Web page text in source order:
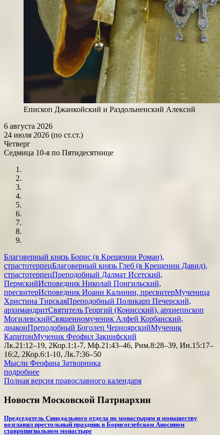
Епископ Джанкойский и Раздольненский Алексий
6 августа 2026
24 июля 2026 (по ст.ст.)
Четверг
Седмица 10-я по Пятидесятнице
Благоверный князь Борис (в Крещении Роман),
страстотерпецБлаговерный князь Глеб (в Крещении Давид),
страстотерпецПреподобный Далмат Исетский,
ПермскийИсповедник Николай Понгильский,
пресвитерИсповедник Иоанн Калинин, пресвитерМученица
Христина ТирскаяПреподобный Поликарп Печерский,
архимандритСвятитель Георгий (Конисский), архиепископ
МогилевскийСвященномученик Алфей Корбанский,
диаконПреподобный Боголеп ЧерноярскийМученик
КапитонМученик Феофил Закинфский
Лк.21:12–19, 2Кор.1:1-7, Мф.21:43–46, Рим.8:28–39, Ин.15:17–
16:2, 2Кор.6:1-10, Лк.7:36–50
Мысли Феофана Затворника
подробнее
Полная версия православного календаря
Новости Московской Патриархии
Председатель Синодального отдела по монастырям и монашеству
возглавил престольный праздник в Борисоглебском Аносином
ставропигиальном монастыре